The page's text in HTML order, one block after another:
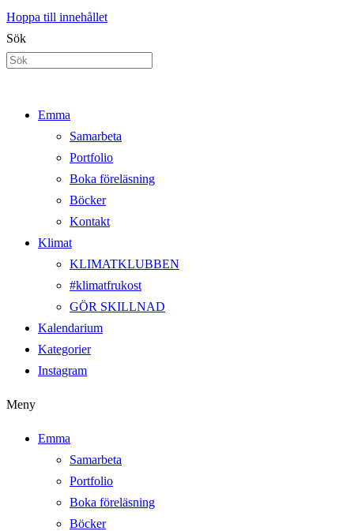
Hoppa till innehållet
Sök
Emma
Samarbeta
Portfolio
Boka föreläsning
Böcker
Kontakt
Klimat
KLIMATKLUBBEN
#klimatfrukost
GÖR SKILLNAD
Kalendarium
Kategorier
Instagram
Meny
Emma
Samarbeta
Portfolio
Boka föreläsning
Böcker